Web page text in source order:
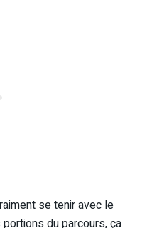
se tenir avec le
du parcours, ça